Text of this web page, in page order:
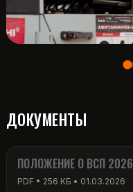
ДОКУМЕНТЫ
ПОЛОЖЕНИЕ О ВСП 2026
PDF • 256 КБ • 01.03.2026